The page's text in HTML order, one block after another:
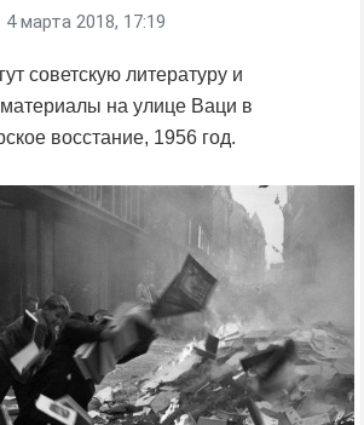
4 марта 2018, 17:19
советскую литературу и
материалы на улице Ваци в
восстание, 1956 год.